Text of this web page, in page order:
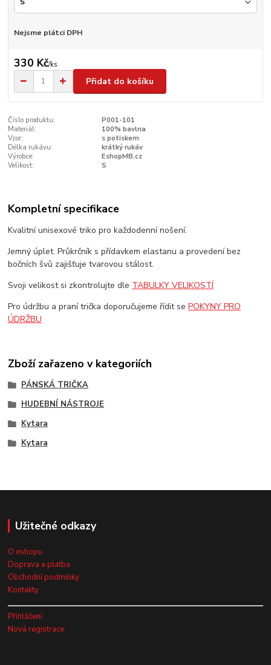
Nejsme plátci DPH
330 Kč/ks
Přidat do košíku
Číslo produktu:
P001-101
Materiál:
100% bavlna
Vzor:
s potiskem
Délka rukávu:
krátký rukáv
Výrobce:
EshopMB.cz
Velikost:
S
Kompletní specifikace
Kvalitní unisexové triko pro každodenní nošení.
Jemný úplet. Průkrčník s přídavkem elastanu a provedení bez
bočních švů zajišťuje tvarovou stálost.
Svoji velikost si zkontrolujte dle TABULKY VELIKOSTÍ
Pro údržbu a praní trička doporučujeme řídit sePOKYNY PRO
ÚDRŽBU
Zboží zařazeno v kategoriích
PÁNSKÁ TRIČKA
HUDEBNÍ NÁSTROJE
Kytara
Kytara
Užitečné odkazy
O eshopu
Doprava a platba
Obchodní podmínky
Kontakty
Přihlášení
Nová registrace